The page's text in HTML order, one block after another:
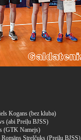
Kogans (bez kluba)
(abi Preiļu BJSS)
(GTK Namejs)
Streļčuks (Preiļu BJSS)